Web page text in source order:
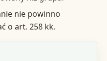
nie powinno
o art. 258 kk.